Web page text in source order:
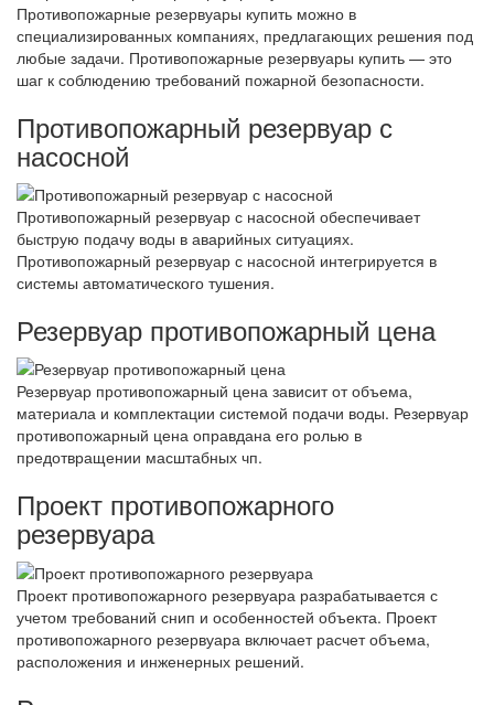
Противопожарные резервуары купить можно в
специализированных компаниях, предлагающих решения под
любые задачи. Противопожарные резервуары купить — это
шаг к соблюдению требований пожарной безопасности.
Противопожарный резервуар с
насосной
Противопожарный резервуар с насосной обеспечивает
быструю подачу воды в аварийных ситуациях.
Противопожарный резервуар с насосной интегрируется в
системы автоматического тушения.
Резервуар противопожарный цена
Резервуар противопожарный цена зависит от объема,
материала и комплектации системой подачи воды. Резервуар
противопожарный цена оправдана его ролью в
предотвращении масштабных чп.
Проект противопожарного
резервуара
Проект противопожарного резервуара разрабатывается с
учетом требований снип и особенностей объекта. Проект
противопожарного резервуара включает расчет объема,
расположения и инженерных решений.